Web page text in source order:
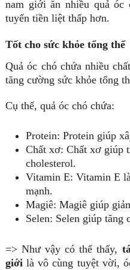
nam giới ăn nhiều quả
tuyến tiền liệt thấp hơn.
Tốt cho sức khỏe tổng thể
Quả óc chó chứa nhiều
tăng cường sức khỏe tổng
Cụ thể, quả óc chó chứa:
Protein: Protein giúp
Chất xơ: Chất xơ giúp
cholesterol.
Vitamin E: Vitamin E
mạnh.
Magiê: Magiê giúp
Selen: Selen giúp tăng
=> Như vậy có thể thấy,
giớilà vô cùng tuyệt vời,